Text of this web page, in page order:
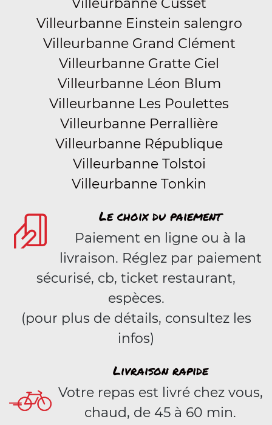
Villeurbanne Cusset
Villeurbanne Einstein salengro
Villeurbanne Grand Clément
Villeurbanne Gratte Ciel
Villeurbanne Léon Blum
Villeurbanne Les Poulettes
Villeurbanne Perrallière
Villeurbanne République
Villeurbanne Tolstoi
Villeurbanne Tonkin
Le choix du paiement
Paiement en ligne ou à la
livraison. Réglez par paiement
sécurisé, cb, ticket restaurant,
espèces.
(pour plus de détails, consultez les
infos)
Livraison rapide
Votre repas est livré chez vous,
chaud, de 45 à 60 min.